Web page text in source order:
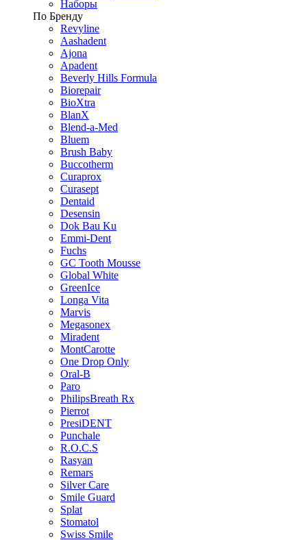
Наборы
По Бренду
Revyline
Aashadent
Ajona
Apadent
Beverly Hills Formula
Biorepair
BioXtra
BlanX
Blend-a-Med
Bluem
Brush Baby
Buccotherm
Curaprox
Curasept
Dentaid
Desensin
Dok Bau Ku
Emmi-Dent
Fuchs
GC Tooth Mousse
Global White
GreenIce
Longa Vita
Marvis
Megasonex
Miradent
MontCarotte
One Drop Only
Oral-B
Paro
PhilipsBreath Rx
Pierrot
PresiDENT
Punchale
R.O.C.S
Rasyan
Remars
Silver Care
Smile Guard
Splat
Stomatol
Swiss Smile